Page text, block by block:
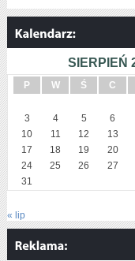
SIERPIEŃ
P W Ś C
3
4 5 6
10
11 12 13
17
18 19 20
24
25 26 27
31
« lip